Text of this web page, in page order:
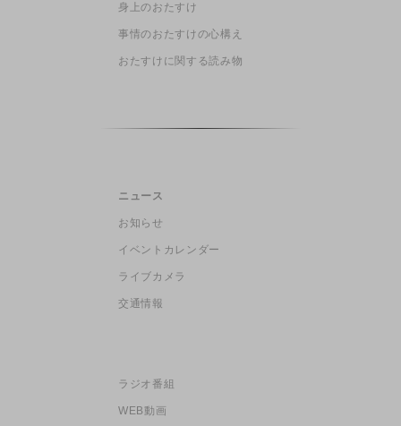
身上のおたすけ
事情のおたすけの心構え
おたすけに関する読み物
ニュース
お知らせ
イベントカレンダー
ライブカメラ
交通情報
ラジオ番組
WEB動画